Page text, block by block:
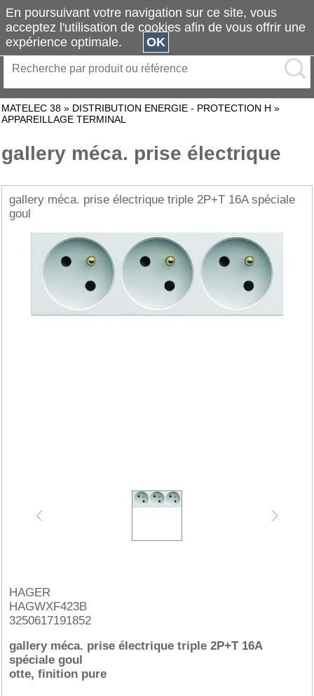
MATELEC 38 » DISTRIBUTION ENERGIE - PROTECTION H »
APPAREILLAGE TERMINAL
gallery méca. prise électrique
gallery méca. prise électrique triple 2P+T 16A spéciale
goul
HAGER
HAGWXF423B
3250617191852
gallery méca. prise électrique triple 2P+T 16A
spéciale goul
otte, finition pure
En poursuivant votre navigation sur ce site, vous
acceptez l'utilisation de cookies afin de vous offrir une
expérience optimale.
OK